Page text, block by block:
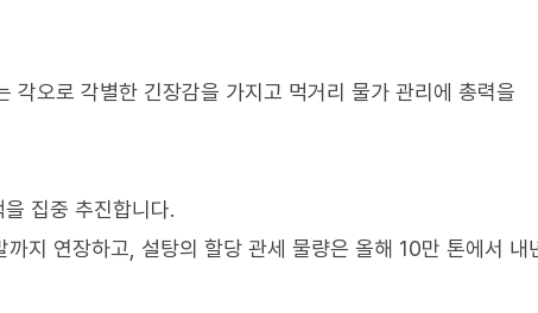
각오로 각별한 긴장감을 가지고 먹거리 물가 관리에 총력을
집중 추진합니다.
지 연장하고, 설탕의 할당 관세 물량은 올해 10만 톤에서 내